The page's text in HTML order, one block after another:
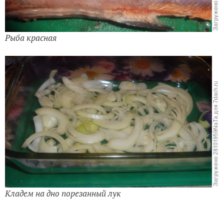
Рыба красная
Кладем на дно порезанный лук